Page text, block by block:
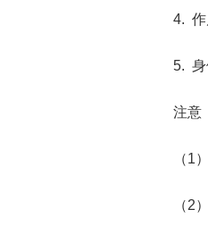
4. 作风
5. 身体
注意
（1）
（2）